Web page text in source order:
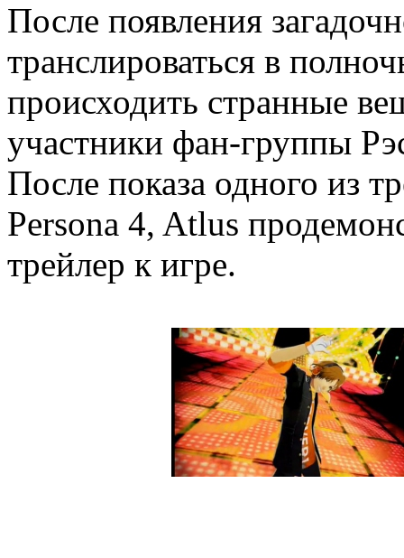
После появления
транслироваться в
происходить странные
участники фан-группы
После показа одного из
Persona 4, Atlus
трейлер к игре.